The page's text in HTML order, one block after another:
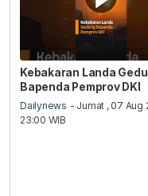
Kebakaran Landa
Bapenda Pemprov DKI
Dailynews - Jumat , 07 Aug
23:00 WIB